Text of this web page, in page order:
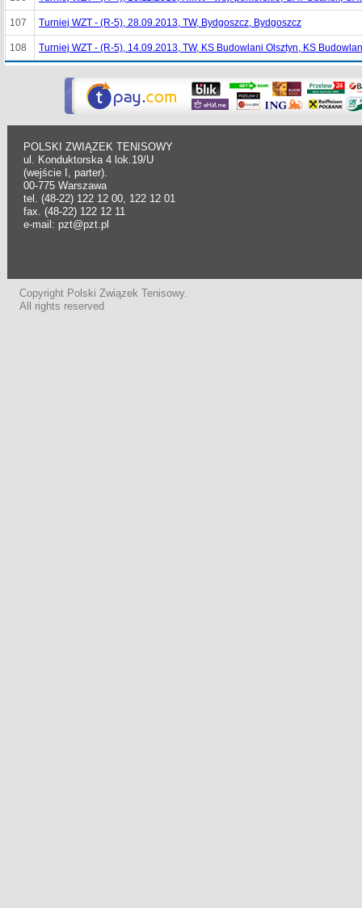
107 Turniej WZT - (R-5), 28.09.2013, TW, Bydgoszcz, Bydgoszcz
108 Turniej WZT - (R-5), 14.09.2013, TW, KS Budowlani Olsztyn, KS
POLSKI ZWIĄZEK TENISOWY
ul. Konduktorska 4 lok.19/U
(wejście I, parter).
00-775 Warszawa
tel. (48-22) 122 12 00, 122 12 01
fax. (48-22) 122 12 11
e-mail: pzt@pzt.pl
Copyright Polski Związek Tenisowy.
All rights reserved